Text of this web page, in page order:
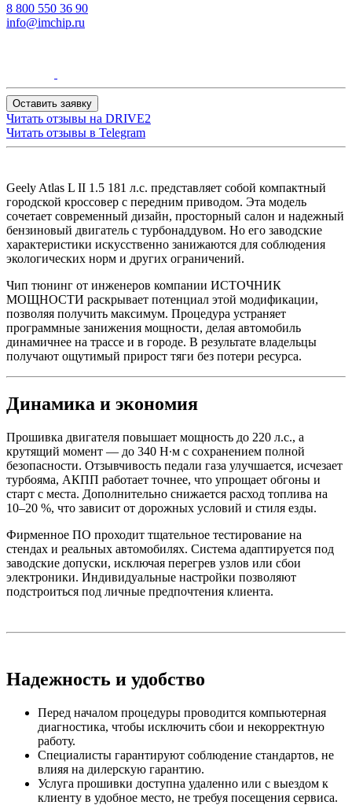
8 800 550 36 90
info@imchip.ru
Оставить заявку
Читать отзывы на DRIVE2
Читать отзывы в Telegram
Geely Atlas L II 1.5 181 л.с. представляет собой компактный
городской кроссовер с передним приводом. Эта модель
сочетает современный дизайн, просторный салон и надежный
бензиновый двигатель с турбонаддувом. Но его заводские
характеристики искусственно занижаются для соблюдения
экологических норм и других ограничений.
Чип тюнинг от инженеров компании ИСТОЧНИК
МОЩНОСТИ раскрывает потенциал этой модификации,
позволяя получить максимум. Процедура устраняет
программные занижения мощности, делая автомобиль
динамичнее на трассе и в городе. В результате владельцы
получают ощутимый прирост тяги без потери ресурса.
Динамика и экономия
Прошивка двигателя повышает мощность до 220 л.с., а
крутящий момент — до 340 Н∙м с сохранением полной
безопасности. Отзывчивость педали газа улучшается, исчезает
турбояма, АКПП работает точнее, что упрощает обгоны и
старт с места. Дополнительно снижается расход топлива на
10–20 %, что зависит от дорожных условий и стиля езды.
Фирменное ПО проходит тщательное тестирование на
стендах и реальных автомобилях. Система адаптируется под
заводские допуски, исключая перегрев узлов или сбои
электроники. Индивидуальные настройки позволяют
подстроиться под личные предпочтения клиента.
Надежность и удобство
Перед началом процедуры проводится компьютерная
диагностика, чтобы исключить сбои и некорректную
работу.
Специалисты гарантируют соблюдение стандартов, не
влияя на дилерскую гарантию.
Услуга прошивки доступна удаленно или с выездом к
клиенту в удобное место, не требуя посещения сервиса.